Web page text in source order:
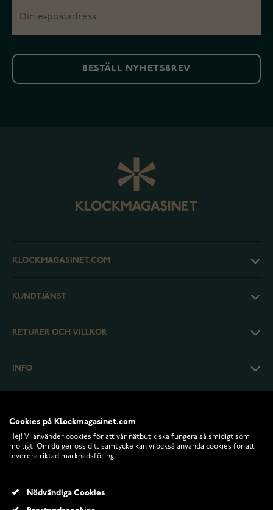
BESTÄLL NYHETSBREV
KLOCKMAGASINET.COM
KUNDTJÄNST
RETURER OCH VILLKOR
INFO
Cookies på Klockmagasinet.com
Hej! Vi använder cookies för att vår nätbutik ska fungera så smidigt som
möjligt. Om du ger oss ditt samtycke kan vi också använda cookies för att
leverera riktad marknadsföring.
Nödvändiga Cookies